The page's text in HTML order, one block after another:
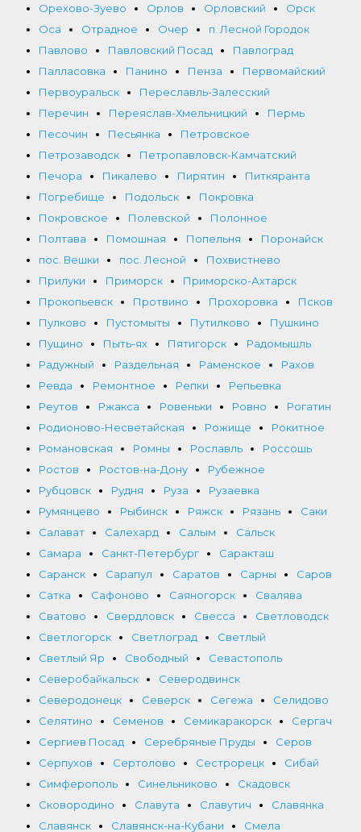
Орехово-Зуево
Орлов Орловский
Орск
Оса
Отрадное Очер
п. Лесной Городок
Павлово
Павловский Посад
Павлоград
Палласовка
Панино Пенза
Первомайский
Первоуральск
Переславль-Залесский
Перечин
Переяслав-Хмельницкий
Пермь
Песочин
Песьянка
Петровское
Петрозаводск
Петропавловск-Камчатский
Печора
Пикалево Пирятин
Питкяранта
Погребище
Подольск
Покровка
Покровское
Полевской
Полонное
Полтава
Помошная Попельня
Поронайск
пос. Вешки
пос. Лесной
Похвистнево
Прилуки
Приморск
Приморско-Ахтарск
Прокопьевск
Протвино Прохоровка
Псков
Пулково
Пустомыты Путилково
Пушкино
Пущино
Пыть-ях Пятигорск
Радомышль
Радужный
Раздельная Раменское
Рахов
Ревда
Ремонтное Репки
Репьевка
Реутов
Ржакса Ровеньки Ровно
Рогатин
Родионово-Несветайская
Рожище
Рокитное
Романовская
Ромны Рославль
Россошь
Ростов
Ростов-на-Дону
Рубежное
Рубцовск
Рудня Руза
Рузаевка
Румянцево
Рыбинск Ряжск Рязань
Саки
Салават
Салехард Салым
Сальск
Самара
Санкт-Петербург
Саракташ
Саранск
Сарапул Саратов Сарны
Саров
Сатка
Сафоново Саяногорск
Свалява
Сватово
Свердловск Свесса
Светловодск
Светлогорск
Светлоград
Светлый
Светлый Яр
Свободный
Севастополь
Северобайкальск
Северодвинск
Северодонецк
Северск Сегежа
Селидово
Селятино
Семенов Семикаракорск
Сергач
Сергиев Посад
Серебряные Пруды
Серов
Серпухов
Сертолово Сестрорецк
Сибай
Симферополь
Синельниково
Скадовск
Сковородино
Славута Славутич
Славянка
Славянск
Славянск-на-Кубани
Смела